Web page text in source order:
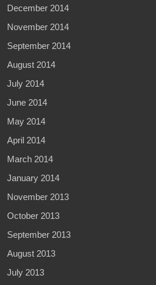
December 2014
November 2014
September 2014
August 2014
July 2014
June 2014
May 2014
April 2014
March 2014
January 2014
November 2013
October 2013
September 2013
August 2013
July 2013